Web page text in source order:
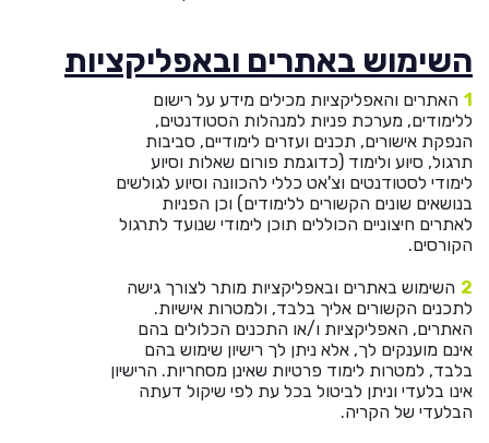
השימוש באתרים ובאפליקציות
האתרים והאפליקציות מכילים מידע על רישום
ללימודים, מערכת פניות למנהלות הסטודנטים,
הנפקת אישורים, תכנים ועזרים לימודיים, סביבות
תרגול, סיוע ולימוד (כדוגמת פורום שאלות וסיוע
לימודי לסטודנטים וצ'אט כללי להכוונה וסיוע לגולשים
בנושאים שונים הקשורים ללימודים) וכן הפניות
לאתרים חיצוניים הכוללים תוכן לימודי שנועד לתרגול
הקורסים.
השימוש באתרים ובאפליקציות מותר לצורך גישה
לתכנים הקשורים אליך בלבד, ולמטרות אישיות.
האתרים, האפליקציות ו/או התכנים הכלולים בהם
אינם מוענקים לך, אלא ניתן לך רישיון שימוש בהם
בלבד, למטרות לימוד פרטיות שאינן מסחריות. הרישיון
אינו בלעדי וניתן לביטול בכל עת לפי שיקול דעתה
הבלעדי של הקריה.